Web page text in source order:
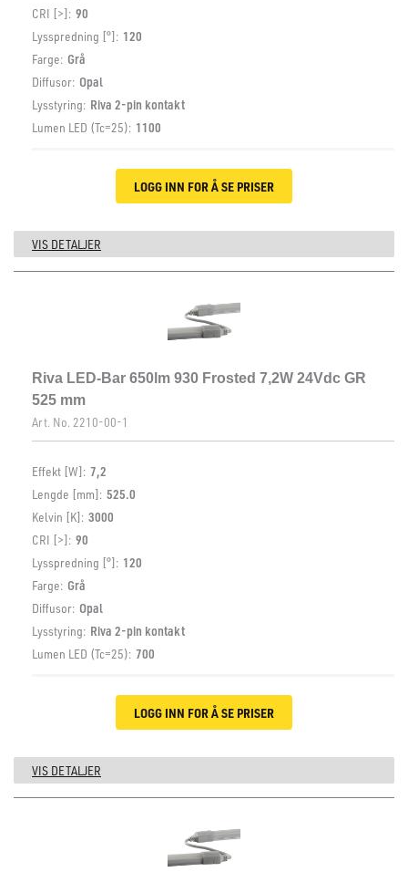
CRI [>]: 90
Lysspredning [°]: 120
Farge: Grå
Diffusor: Opal
Lysstyring: Riva 2-pin kontakt
Lumen LED (Tc=25): 1100
LOGG INN FOR Å SE PRISER
VIS DETALJER
Riva LED-Bar 650lm 930 Frosted 7,2W 24Vdc GR
525 mm
Art. No. 2210-00-1
Effekt [W]: 7,2
Lengde [mm]: 525.0
Kelvin [K]: 3000
CRI [>]: 90
Lysspredning [°]: 120
Farge: Grå
Diffusor: Opal
Lysstyring: Riva 2-pin kontakt
Lumen LED (Tc=25): 700
LOGG INN FOR Å SE PRISER
VIS DETALJER